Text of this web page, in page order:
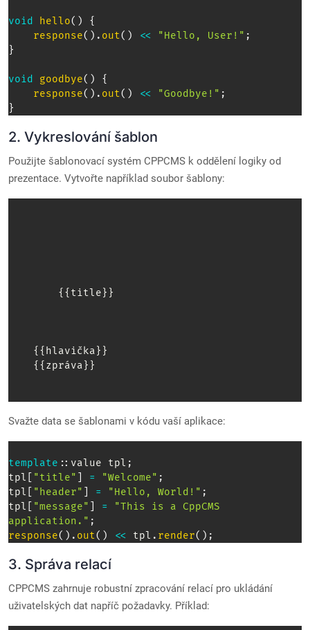
void hello( )
{
response( ) . out( ) << "Hello, User!" ;
}
void goodbye( )
{
response( ) . out( ) << "Goodbye!" ;
}
2. Vykreslování šablon
Použijte šablonovací systém CPPCMS k oddělení logiky od
prezentace. Vytvořte například soubor šablony:
Svažte data se šablonami v kódu vaší aplikace:
template :: value tpl ;
tpl
"title" = "Welcome" ;
tpl
"header" = "Hello, World!" ;
tpl
"message" =
"This is a CppCMS
application." ;
response( ) . out( ) << tpl . render( ) ;
3. Správa relací
CPPCMS zahrnuje robustní zpracování relací pro ukládání
uživatelských dat napříč požadavky. Příklad: